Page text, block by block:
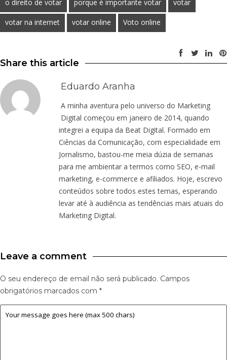
o direito de votar porque é importante votar votar
votar na internet votar online Voto online
Share this article
Eduardo Aranha
A minha aventura pelo universo do Marketing
Digital começou em janeiro de 2014, quando
integrei a equipa da Beat Digital. Formado em
Ciências da Comunicação, com especialidade em
Jornalismo, bastou-me meia dúzia de semanas
para me ambientar a termos como SEO, e-mail
marketing, e-commerce e afiliados. Hoje, escrevo
conteúdos sobre todos estes temas, esperando
levar até à audiência as tendências mais atuais do
Marketing Digital.
Leave a comment
O seu endereço de email não será publicado. Campos
obrigatórios marcados com *